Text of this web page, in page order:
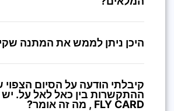
היכן ניתן לממש את המתנה
קיבלתי הודעה על הסיום
ההתקשרות בין כאל לאל על. יש
FLY CARD , מה זה אומר?